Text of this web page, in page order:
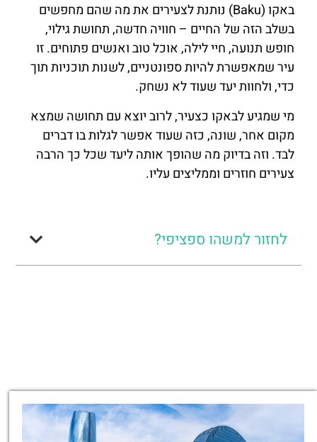
באקו (Baku) נותנת לצעירים את מה שהם מחפשים
בשלב הזה של החיים – חוויה חדשה, תחושת גילוי,
חופש תנועה, חיי לילה, אוכל טוב ואנשים פתוחים. זו
עיר שמאפשרת להיות ספונטניים, לשנות תוכניות תוך
כדי, ולחוות יעד שעוד לא נשחק.
מי שמגיע לבאקו כצעיר, לרוב יוצא עם תחושה שמצא
מקום אחר, שונה, כזה שעוד אפשר לגלות בו דברים
לבד. וזה בדיוק מה שהופך אותה ליעד שכל כך הרבה
צעירים חוזרים וממליצים עליו.
לחזור למשהו ספציפי?